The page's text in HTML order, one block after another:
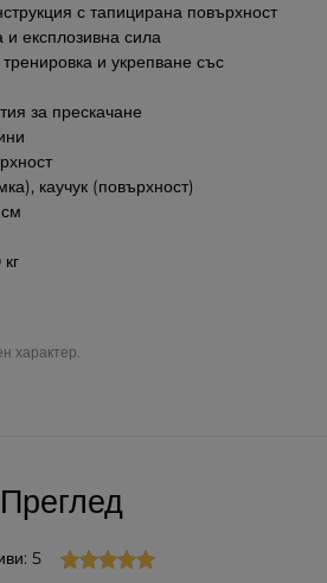
с тапицирана повърхност
експлозивна сила
и укрепване със
за прескачане
каучук (повърхност)
характер.
Преглед
5